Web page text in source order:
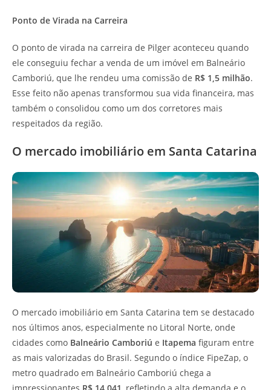
Ponto de Virada na Carreira
O ponto de virada na carreira de Pilger aconteceu quando
ele conseguiu fechar a venda de um imóvel em Balneário
Camboriú, que lhe rendeu uma comissão de R$ 1,5 milhão.
Esse feito não apenas transformou sua vida financeira, mas
também o consolidou como um dos corretores mais
respeitados da região.
O mercado imobiliário em Santa Catarina
O mercado imobiliário em Santa Catarina tem se destacado
nos últimos anos, especialmente no Litoral Norte, onde
cidades como Balneário Camboriú e Itapema figuram entre
as mais valorizadas do Brasil. Segundo o índice FipeZap, o
metro quadrado em Balneário Camboriú chega a